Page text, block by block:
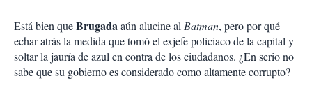
Está bien queBrugadaaún alucine al Batman, pero por qué
echar atrás la medida que tomó el exjefe policiaco de la capital y
soltar la jauría de azul en contra de los ciudadanos. ¿En serio no
sabe que su gobierno es considerado como altamente corrupto?